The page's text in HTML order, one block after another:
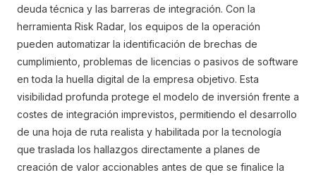
deuda técnica y las barreras de integración. Con la
herramienta Risk Radar, los equipos de la operación
pueden automatizar la identificación de brechas de
cumplimiento, problemas de licencias o pasivos de software
en toda la huella digital de la empresa objetivo. Esta
visibilidad profunda protege el modelo de inversión frente a
costes de integración imprevistos, permitiendo el desarrollo
de una hoja de ruta realista y habilitada por la tecnología
que traslada los hallazgos directamente a planes de
creación de valor accionables antes de que se finalice la